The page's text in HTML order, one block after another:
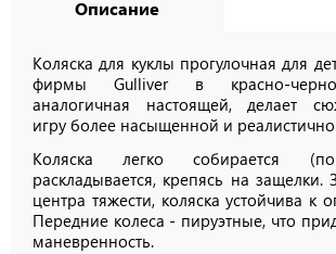
Описание
Коляска для куклы прогулочная для
фирмы Gulliver в красно-
аналогичная настоящей, делает
игру более насыщенной и
Коляска легко собирается
раскладывается, крепясь на защелки.
центра тяжести, коляска устойчива к
Передние колеса - пируэтные, что
маневренность.